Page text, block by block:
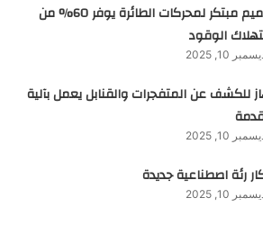
تصميم مبتكر لمحركات الطائرة يوفر 60% من
الوقود
10, 2025
للكشف عن المتفجرات والقنابل يعمل بآلية
10, 2025
رئة اصطناعية جديدة
10, 2025